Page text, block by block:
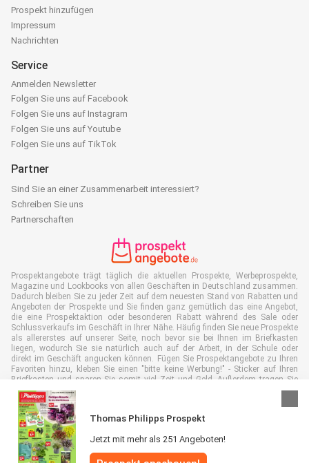
Thomas Philipps Prospekt
Jetzt mit mehr als 251 Angeboten!
Prospekt hinzufügen
Impressum
Nachrichten
Service
Anmelden Newsletter
Folgen Sie uns auf Facebook
Folgen Sie uns auf Instagram
Folgen Sie uns auf Youtube
Folgen Sie uns auf TikTok
Partner
Sind Sie an einer Zusammenarbeit interessiert?
Schreiben Sie uns
Partnerschaften
Prospektangebote trägt täglich die aktuellen Prospekte, Werbeprospekte,
Magazine und Lookbooks von allen Geschäften in Deutschland zusammen.
Dadurch bleiben Sie zu jeder Zeit auf dem neuesten Stand von Rabatten und
Angeboten der Prospekte und Sie finden ganz gemütlich das eine Angebot,
die eine Prospektaktion oder besonderen Rabatt während des Sale oder
Schlussverkaufs im Geschäft in Ihrer Nähe. Häufig finden Sie neue Prospekte
als allererstes auf unserer Seite, noch bevor sie bei Ihnen im Briefkasten
liegen, wodurch Sie sie natürlich auch auf der Arbeit, in der Schule oder
direkt im Geschäft angucken können. Fügen Sie Prospektangebote zu Ihren
Favoriten hinzu, kleben Sie einen "bitte keine Werbung!" - Sticker auf Ihren
Briefkasten und sparen Sie somit viel Zeit und Geld. Außerdem tragen Sie
damit auch aktiv zur Papiermüll Reduktion bei, was gut für unsere Umwelt
ist.